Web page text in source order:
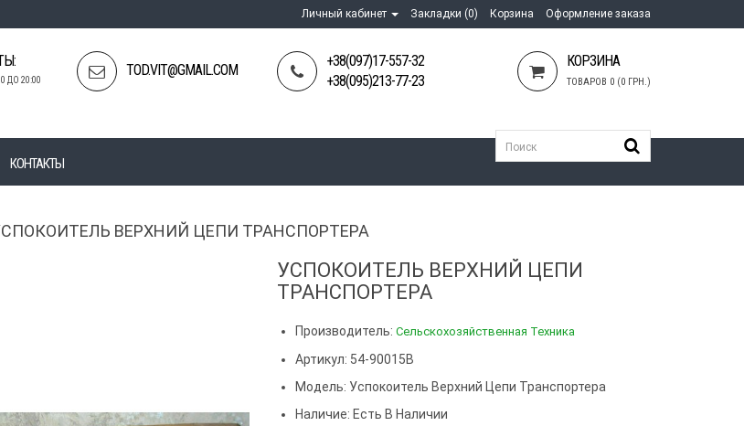
Личный кабинет Закладки (0) Корзина Оформление заказа
ДО 20:00
TOD.VIT@GMAIL.COM
+38(097)17-557-32
+38(095)213-77-23
КОРЗИНА
ТОВАРОВ 0 (0 ГРН.)
КОНТАКТЫ
ВЕРХНИЙ ЦЕПИ ТРАНСПОРТЕРА
УСПОКОИТЕЛЬ ВЕРХНИЙ ЦЕПИ
ТРАНСПОРТЕРА
Производитель:Сельскохозяйственная Техника
Артикул: 54-90015В
Модель: Успокоитель Верхний Цепи Транспортера
Наличие: Есть В Наличии